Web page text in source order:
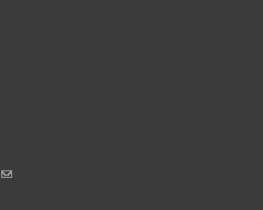
(link sends e-mail)